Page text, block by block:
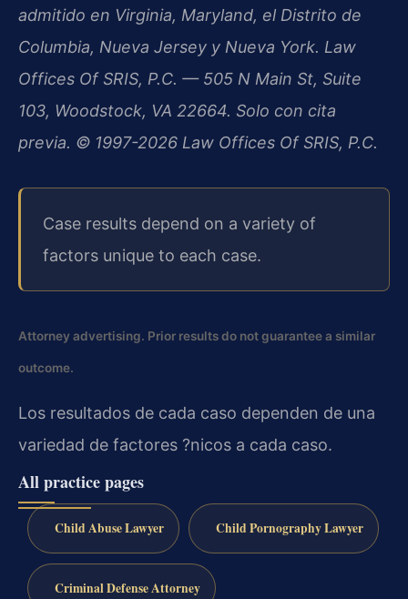
admitido en Virginia, Maryland, el Distrito de
Columbia, Nueva Jersey y Nueva York. Law
Offices Of SRIS, P.C. — 505 N Main St, Suite
103, Woodstock, VA 22664. Solo con cita
previa. © 1997-2026 Law Offices Of SRIS, P.C.
Case results depend on a variety of
factors unique to each case.
Attorney advertising. Prior results do not guarantee a similar
outcome.
Los resultados de cada caso dependen de una
variedad de factores ?nicos a cada caso.
All practice pages
Child Abuse Lawyer Child Pornography Lawyer
Criminal Defense Attorney